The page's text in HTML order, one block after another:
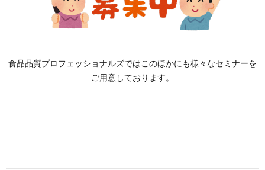
食品品質プロフェッショナルズではこのほかにも様々なセミナーを
ご用意しております。